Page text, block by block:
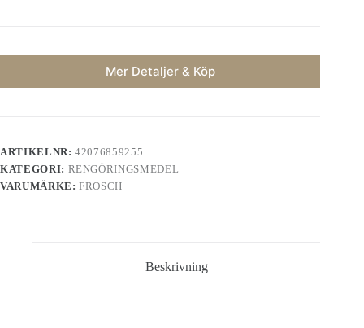
Mer Detaljer & Köp
ARTIKELNR:42076859255
KATEGORI: RENGÖRINGSMEDEL
VARUMÄRKE:FROSCH
Beskrivning